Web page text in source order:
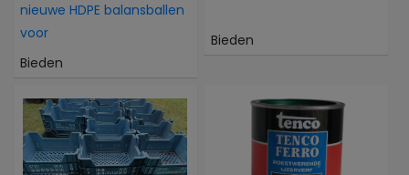
nieuwe HDPE balansballen
voor
Bieden
Bieden